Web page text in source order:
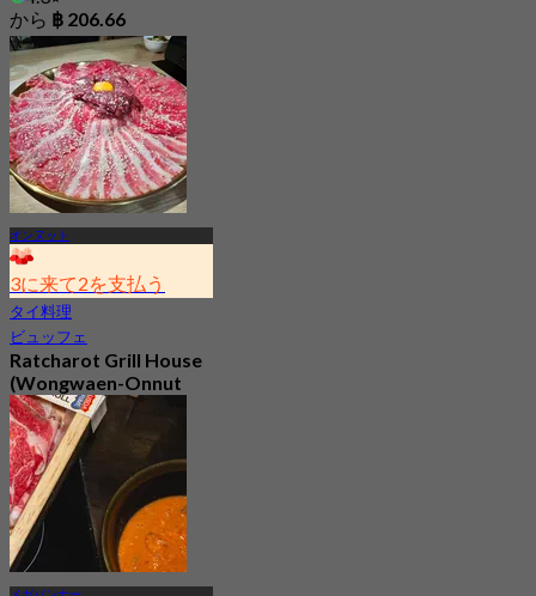
から ฿ 206.66
オンヌット
3に来て2を支払う
タイ料理
ビュッフェ
Ratcharot Grill House
(Wongwaen-Onnut
Branch)
5.0
99 予約済み
から฿ 266